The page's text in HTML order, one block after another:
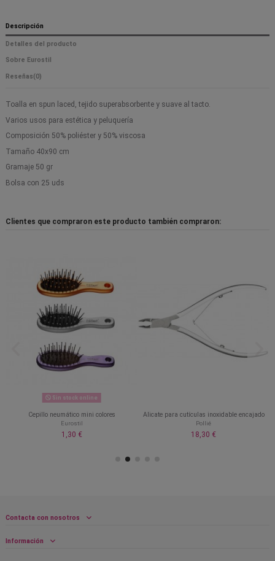
Descripción
Detalles del producto
Sobre Eurostil
Reseñas(0)
Toalla en spun laced, tejido superabsorbente y suave al tacto.
Varios usos para estética y peluquería
Composición 50% poliéster y 50% viscosa
Tamaño 40x90 cm
Gramaje 50 gr
Bolsa con 25 uds
Clientes que compraron este producto también compraron:
Sin stock online
Cepillo neumático mini colores
Eurostil
1,30 €
Alicate para cutículas inoxidable encajado
Pollié
18,30 €
Contacta con nosotros
Información